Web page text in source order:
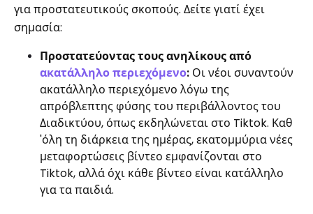
για προστατευτικούς σκοπούς. Δείτε γιατί έχει
σημασία:
Προστατεύοντας τους ανηλίκους από
ακατάλληλο περιεχόμενο: Οι νέοι συναντούν
ακατάλληλο περιεχόμενο λόγω της
απρόβλεπτης φύσης του περιβάλλοντος του
Διαδικτύου, όπως εκδηλώνεται στο Tiktok. Καθ
'όλη τη διάρκεια της ημέρας, εκατομμύρια νέες
μεταφορτώσεις βίντεο εμφανίζονται στο
Tiktok, αλλά όχι κάθε βίντεο είναι κατάλληλο
για τα παιδιά.